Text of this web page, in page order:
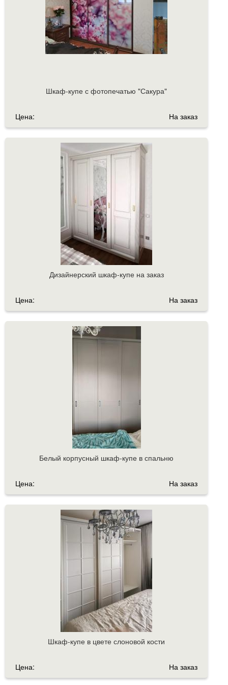
Шкаф-купе с фотопечатью "Сакура"
Цена: На заказ
Дизайнерский шкаф-купе на заказ
Цена: На заказ
Белый корпусный шкаф-купе в спальню
Цена: На заказ
Шкаф-купе в цвете слоновой кости
Цена: На заказ